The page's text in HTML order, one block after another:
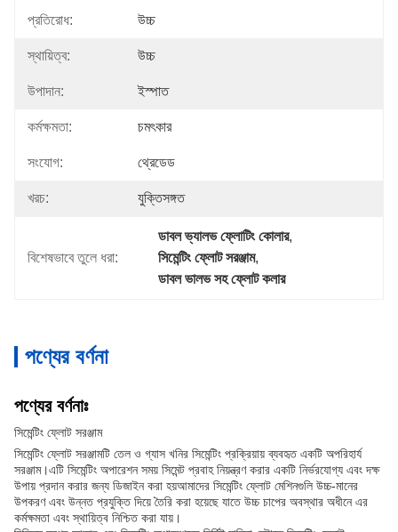
প্রতিরোধ: উচ্চ
স্থায়িত্ব: উচ্চ
উপাদান: ইস্পাত
কর্মক্ষমতা: চমৎকার
সংযোগ: থ্রেডেড
খরচ: যুক্তিসঙ্গত
বিশেষভাবে তুলে ধরা:
ডাবল ভ্যালভ ফ্লোটিং কোলার,
সিমেন্টিং ফ্লোট সরঞ্জাম,
ডাবল ভালভ সহ ফ্লোট কলার
পণ্যের বর্ণনা
পণ্যের বর্ণনাঃ
সিমেন্টিং ফ্লোট সরঞ্জাম
সিমেন্টিং ফ্লোট সরঞ্জামটি তেল ও গ্যাস খনির সিমেন্টিং প্রক্রিয়ায় ব্যবহৃত একটি অপরিহার্য
সরঞ্জাম।এটি সিমেন্টিং অপারেশন সময় সিমেন্ট প্রবাহ নিয়ন্ত্রণ করার একটি নির্ভরযোগ্য এবং দক্ষ
উপায় প্রদান করার জন্য ডিজাইন করা হয়আমাদের সিমেন্টিং ফ্লোট মেশিনগুলি উচ্চ-মানের
উপকরণ এবং উন্নত প্রযুক্তি দিয়ে তৈরি করা হয়েছে যাতে উচ্চ চাপের অবস্থার অধীনে এর
কর্মক্ষমতা এবং স্থায়িত্ব নিশ্চিত করা যায়।